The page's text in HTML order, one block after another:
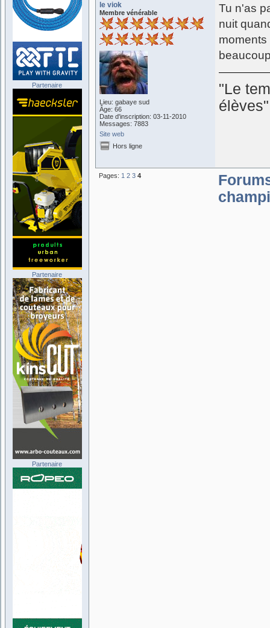
le viok
Membre vénérable
Lieu: gabaye sud
Âge: 66
Date d'inscription: 03-11-2010
Messages: 7883
Site web
Tu n'as
nuit
"Le
Hors ligne
Pages: 1 2 3 4
Partenaire
Partenaire
Partenaire